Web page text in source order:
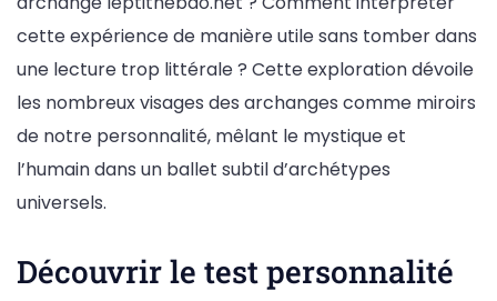
cette expérience de manière utile sans tomber dans
une lecture trop littérale ? Cette exploration dévoile
les nombreux visages des archanges comme miroirs
de notre personnalité, mêlant le mystique et
l’humain dans un ballet subtil d’archétypes
universels.
Découvrir le test personnalité